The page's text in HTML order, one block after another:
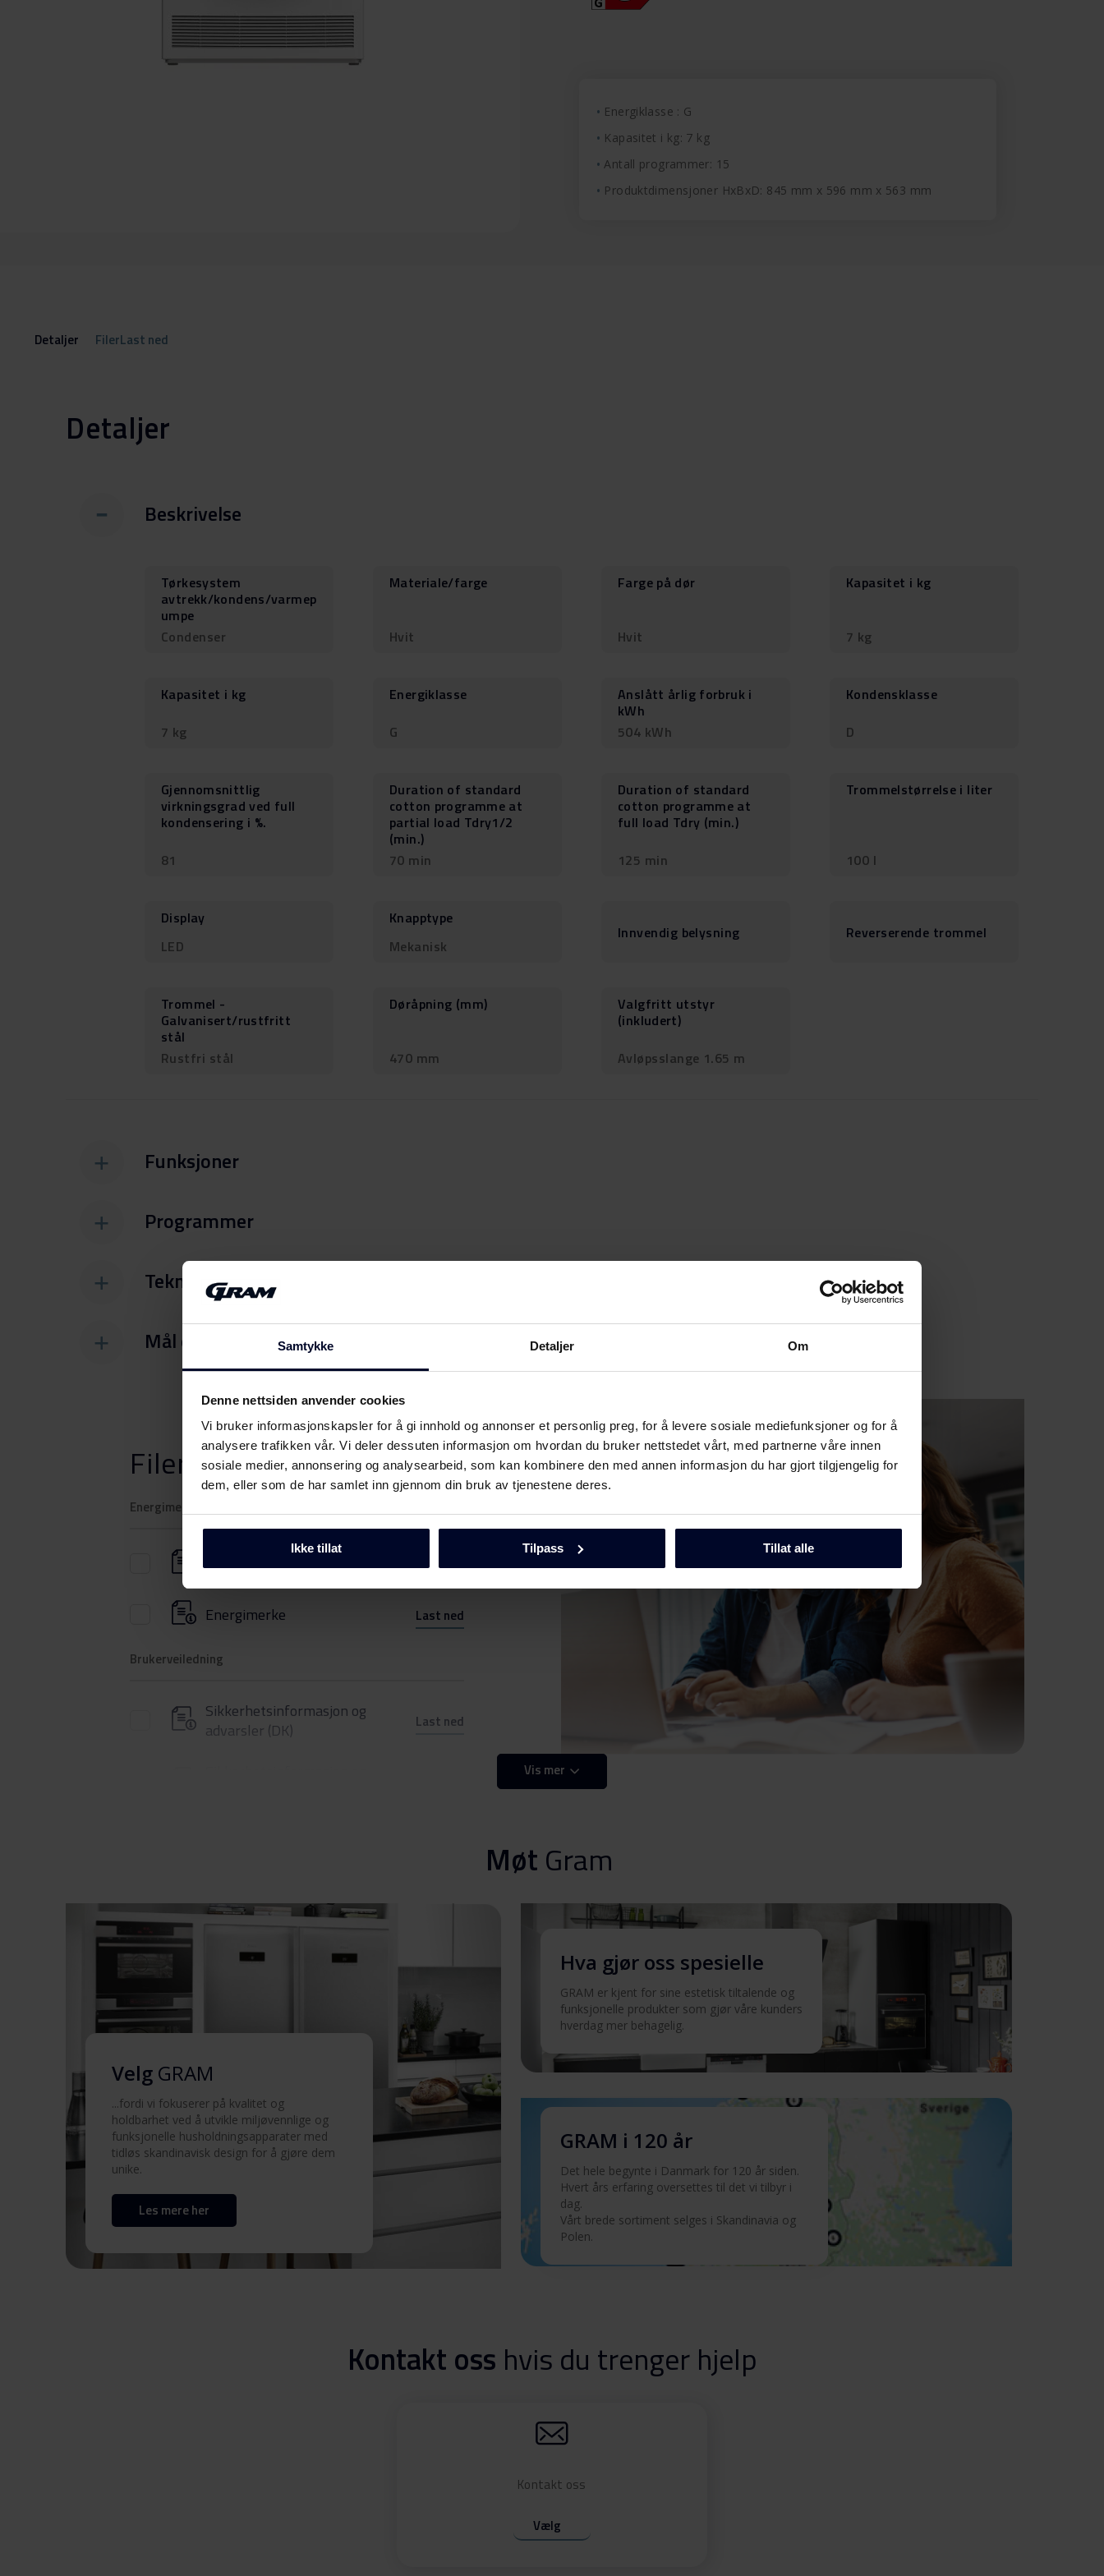
Samtykke Detaljer Om
Denne nettsiden anvender cookies
Vi bruker informasjonskapsler for å gi innhold og annonser et personlig preg, for å levere sosiale mediefunksjoner og for å
analysere trafikken vår. Vi deler dessuten informasjon om hvordan du bruker nettstedet vårt, med partnerne våre innen
sosiale medier, annonsering og analysearbeid, som kan kombinere den med annen informasjon du har gjort tilgjengelig for
dem, eller som de har samlet inn gjennom din bruk av tjenestene deres.
Ikke tillat Tilpass Tillat alle
Energiklasse : G
Kapasitet i kg: 7 kg
Antall programmer: 15
Produktdimensjoner HxBxD: 845 mm x 596 mm x 563 mm
Detaljer FilerLast ned
Detaljer
Beskrivelse
Tørkesystem
avtrekk/kondens/varmep
umpe
Condenser
Materiale/farge
Hvit
Farge på dør
Hvit
Kapasitet i kg
7 kg
Kapasitet i kg
7 kg
Energiklasse
G
Anslått årlig forbruk i
kWh
504 kWh
Kondensklasse
D
Gjennomsnittlig
virkningsgrad ved full
kondensering i %.
81
Duration of standard
cotton programme at
partial load Tdry1/2
(min.)
70 min
Duration of standard
cotton programme at
full load Tdry (min.)
125 min
Trommelstørrelse i liter
100 l
Display
LED
Knapptype
Mekanisk
Innvendig belysning Reverserende trommel
Trommel -
Galvanisert/rustfritt
stål
Rustfri stål
Døråpning (mm)
470 mm
Valgfritt utstyr
(inkludert)
Avløpsslange 1.65 m
Funksjoner
Programmer
Tekniske spesifikasjoner
Mål og vekt
Filer Last ned
Energimerking
Energimerke Last ned
Energimerke Last ned
Brukerveiledning
Sikkerhetsinformasjon og
advarsler (DK)
Last ned
advarsler (SV)
Sikkerhetsinformasjon og
Last ned
Last ned
Brukermanual (DK) Last ned
Brukermanual (FI)
Last ned
Brukermanual (SV) Last ned
Produktbilde TPS 7731-90/1
Vis mer
Møt Gram
Velg GRAM
...fordi vi fokuserer på kvalitet og
holdbarhet ved å utvikle miljøvennlige og
funksjonelle husholdningsapparater med
tidløs skandinavisk design for å gjøre dem
unike.
Les mere her
Hva gjør oss spesielle
GRAM er kjent for sine estetisk tiltalende og
funksjonelle produkter som gjør våre kunders
hverdag mer behagelig.
GRAM i 120 år
Det hele begynte i Danmark for 120 år siden.
Hvert års erfaring oversettes til det vi tilbyr i
dag.
Vårt brede sortiment selges i Skandinavia og
Polen.
Kontakt oss hvis du trenger hjelp
Kontakt oss
Vælg